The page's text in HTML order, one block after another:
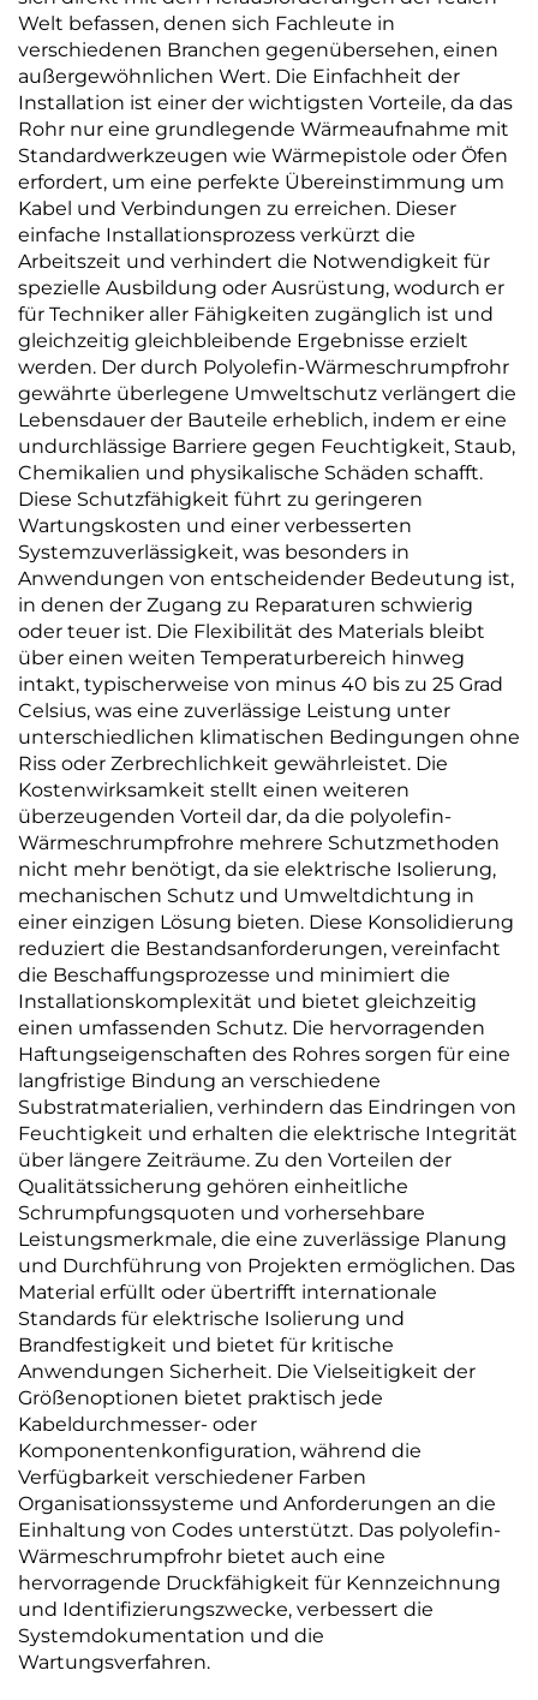
Welt befassen, denen sich Fachleute in
verschiedenen Branchen gegenübersehen, einen
außergewöhnlichen Wert. Die Einfachheit der
Installation ist einer der wichtigsten Vorteile, da das
Rohr nur eine grundlegende Wärmeaufnahme mit
Standardwerkzeugen wie Wärmepistole oder Öfen
erfordert, um eine perfekte Übereinstimmung um
Kabel und Verbindungen zu erreichen. Dieser
einfache Installationsprozess verkürzt die
Arbeitszeit und verhindert die Notwendigkeit für
spezielle Ausbildung oder Ausrüstung, wodurch er
für Techniker aller Fähigkeiten zugänglich ist und
gleichzeitig gleichbleibende Ergebnisse erzielt
werden. Der durch Polyolefin-Wärmeschrumpfrohr
gewährte überlegene Umweltschutz verlängert die
Lebensdauer der Bauteile erheblich, indem er eine
undurchlässige Barriere gegen Feuchtigkeit, Staub,
Chemikalien und physikalische Schäden schafft.
Diese Schutzfähigkeit führt zu geringeren
Wartungskosten und einer verbesserten
Systemzuverlässigkeit, was besonders in
Anwendungen von entscheidender Bedeutung ist,
in denen der Zugang zu Reparaturen schwierig
oder teuer ist. Die Flexibilität des Materials bleibt
über einen weiten Temperaturbereich hinweg
intakt, typischerweise von minus 40 bis zu 25 Grad
Celsius, was eine zuverlässige Leistung unter
unterschiedlichen klimatischen Bedingungen ohne
Riss oder Zerbrechlichkeit gewährleistet. Die
Kostenwirksamkeit stellt einen weiteren
überzeugenden Vorteil dar, da die polyolefin-
Wärmeschrumpfrohre mehrere Schutzmethoden
nicht mehr benötigt, da sie elektrische Isolierung,
mechanischen Schutz und Umweltdichtung in
einer einzigen Lösung bieten. Diese Konsolidierung
reduziert die Bestandsanforderungen, vereinfacht
die Beschaffungsprozesse und minimiert die
Installationskomplexität und bietet gleichzeitig
einen umfassenden Schutz. Die hervorragenden
Haftungseigenschaften des Rohres sorgen für eine
langfristige Bindung an verschiedene
Substratmaterialien, verhindern das Eindringen von
Feuchtigkeit und erhalten die elektrische Integrität
über längere Zeiträume. Zu den Vorteilen der
Qualitätssicherung gehören einheitliche
Schrumpfungsquoten und vorhersehbare
Leistungsmerkmale, die eine zuverlässige Planung
und Durchführung von Projekten ermöglichen. Das
Material erfüllt oder übertrifft internationale
Standards für elektrische Isolierung und
Brandfestigkeit und bietet für kritische
Anwendungen Sicherheit. Die Vielseitigkeit der
Größenoptionen bietet praktisch jede
Kabeldurchmesser- oder
Komponentenkonfiguration, während die
Verfügbarkeit verschiedener Farben
Organisationssysteme und Anforderungen an die
Einhaltung von Codes unterstützt. Das polyolefin-
Wärmeschrumpfrohr bietet auch eine
hervorragende Druckfähigkeit für Kennzeichnung
und Identifizierungszwecke, verbessert die
Systemdokumentation und die
Wartungsverfahren.